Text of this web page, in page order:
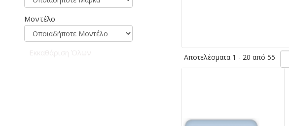
Μοντέλο
Αποτελέσματα 1 - 20 από 55